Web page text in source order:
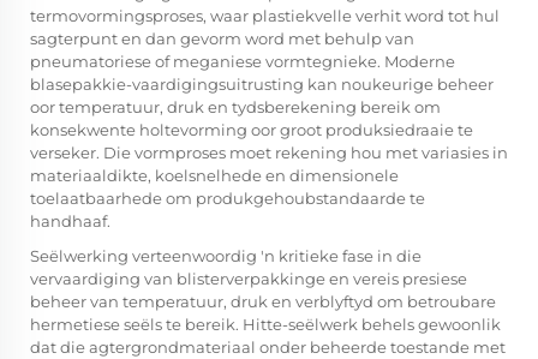
termovormingsproses, waar plastiekvelle verhit word tot hul
sagterpunt en dan gevorm word met behulp van
pneumatoriese of meganiese vormtegnieke. Moderne
blasepakkie-vaardigingsuitrusting kan noukeurige beheer
oor temperatuur, druk en tydsberekening bereik om
konsekwente holtevorming oor groot produksiedraaie te
verseker. Die vormproses moet rekening hou met variasies in
materiaaldikte, koelsnelhede en dimensionele
toelaatbaarhede om produkgehoubstandaarde te
handhaaf.
Seëlwerking verteenwoordig 'n kritieke fase in die
vervaardiging van blisterverpakkinge en vereis presiese
beheer van temperatuur, druk en verblyftyd om betroubare
hermetiese seëls te bereik. Hitte-seëlwerk behels gewoonlik
dat die agtergrondmateriaal onder beheerde toestande met